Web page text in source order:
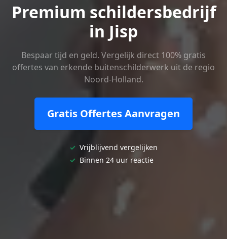
Premium schildersbedrijf
in Jisp
Bespaar tijd en geld. Vergelijk direct 100% gratis
offertes van erkende buitenschilderwerk uit de regio
Noord-Holland.
Gratis Offertes Aanvragen
✓ Vrijblijvend vergelijken
✓ Binnen 24 uur reactie